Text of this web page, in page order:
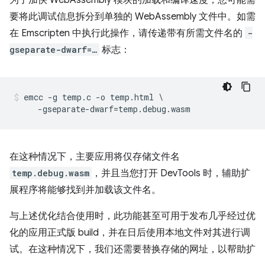
要将此调试信息拆分到单独的 WebAssembly 文件中。如需
在 Emscripten 中执行此操作，请传递带有所需文件名的 -
gseparate-dwarf=… 标志：
emcc -g temp.c -o temp.html \
在这种情况下，主要应用将仅存储文件名
temp.debug.wasm ，并且当您打开 DevTools 时，辅助扩
展程序将能够找到并加载该文件名。
与上述优化结合使用时，此功能甚至可用于发布几乎经过优
化的应用正式版 build，并在日后使用本地文件对其进行调
试。在这种情况下，我们还需要替换存储的网址，以帮助扩